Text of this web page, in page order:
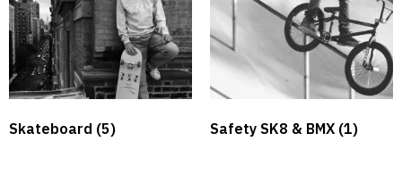
Skateboard (5) Safety SK8 & BMX​ (1)